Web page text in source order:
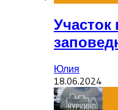
Участок
Юлия
18.06.2024